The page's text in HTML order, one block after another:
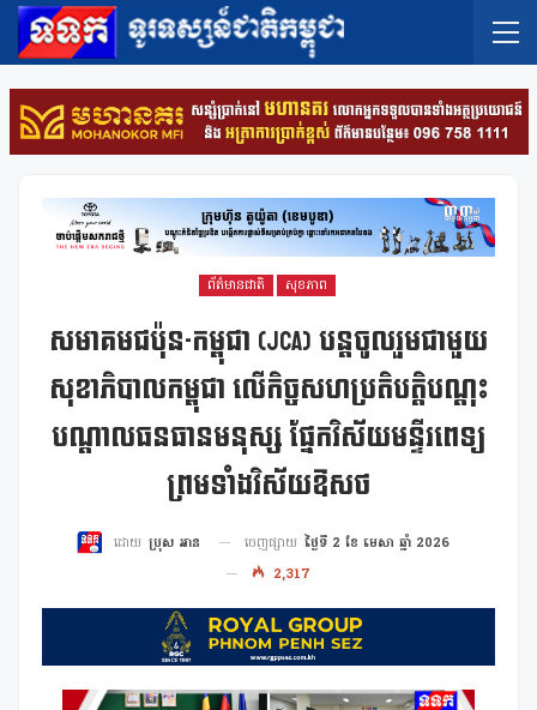
ព័ត៌មានជាតិ សុខភាព
សមាគមជប៉ុន-កម្ពុជា (JCA) បន្តចូលរួមជាមួយ
សុខាភិបាលកម្ពុជា លើកិច្ចសហប្រតិបត្តិបណ្តុះ
បណ្តាលធនធានមនុស្ស ផ្នែកវិស័យមន្ទីរពេទ្យ
ព្រមទាំងវិស័យឱសថ
ដោយ ប្រុស អាន ចេញផ្សាយ ថ្ងៃទី 2 ខែ មេសា ឆ្នាំ 2026
2,317